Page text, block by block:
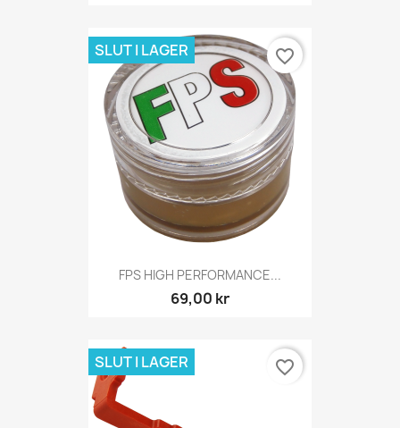
FPS HIGH PERFORMANCE...
69,00 kr
SLUT I LAGER favorite_border
SLUT I LAGER favorite_border